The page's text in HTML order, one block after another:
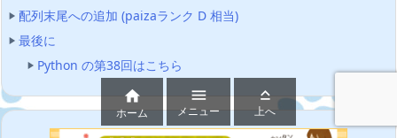
配列末尾への追加 (paizaランク D 相当)
最後に
Python の第38回はこちら

ホーム

メニュー

上へ